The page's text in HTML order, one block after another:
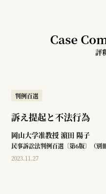
Case
評
判例百選
訴え提起と不法行為
岡山大学准教授 濵田 陽子
民事訴訟法判例百選〔第6版〕（別
2023.11.27